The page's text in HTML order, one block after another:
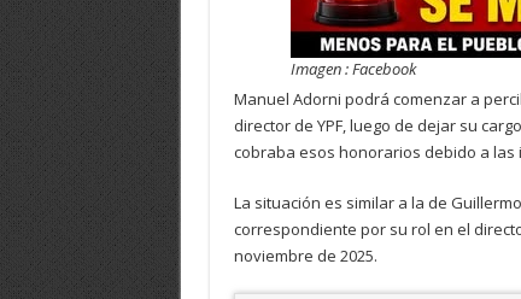
Imagen : Facebook
Manuel Adorni podrá comenzar a
director de YPF, luego de dejar su
cobraba esos honorarios debido a
La situación es similar a la de
correspondiente por su rol en el
noviembre de 2025.